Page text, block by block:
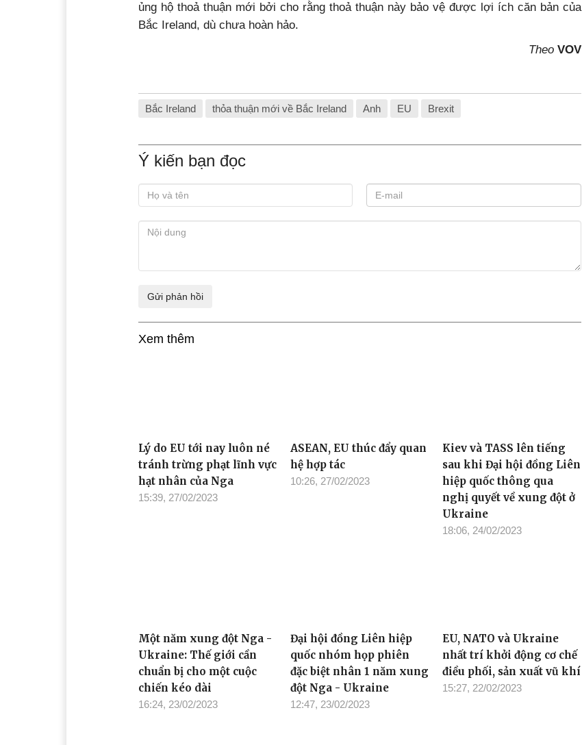
ủng hộ thoả thuận mới bởi cho rằng thoả thuận này bảo vệ được lợi ích căn bản của
Bắc Ireland, dù chưa hoàn hảo.
Theo VOV
Bắc Ireland thỏa thuận mới về Bắc Ireland Anh EU Brexit
Ý kiến bạn đọc
Xem thêm
Lý do EU tới nay luôn né
tránh trừng phạt lĩnh vực
hạt nhân của Nga
15:39, 27/02/2023
ASEAN, EU thúc đẩy quan
hệ hợp tác
10:26, 27/02/2023
Kiev và TASS lên tiếng
sau khi Đại hội đồng Liên
hiệp quốc thông qua
nghị quyết về xung đột ở
Ukraine
18:06, 24/02/2023
Một năm xung đột Nga -
Ukraine: Thế giới cần
chuẩn bị cho một cuộc
chiến kéo dài
16:24, 23/02/2023
Đại hội đồng Liên hiệp
quốc nhóm họp phiên
đặc biệt nhân 1 năm xung
đột Nga - Ukraine
12:47, 23/02/2023
EU, NATO và Ukraine
nhất trí khởi động cơ chế
điều phối, sản xuất vũ khí
15:27, 22/02/2023